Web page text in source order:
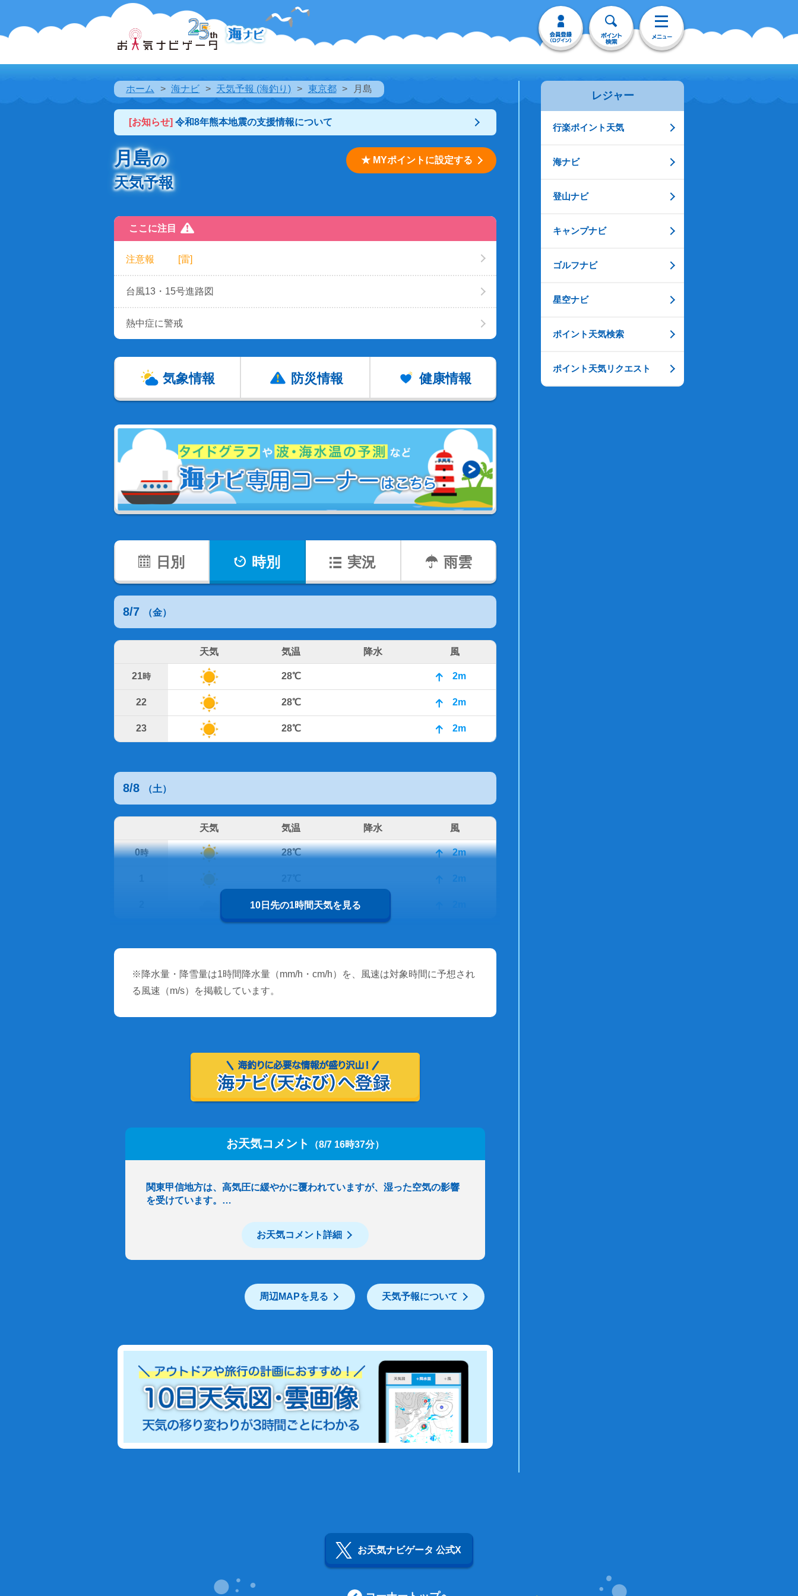
ホーム 海ナビ 天気予報 (海釣り) 東京都 月島
[お知らせ] 令和8年熊本地震の支援情報について
月島の
天気予報
★ MYポイントに設定する
ここに注目
注意報 [雷]
台風13・15号進路図
熱中症に警戒
気象情報 防災情報 健康情報
日別 時別 実況 雨雲
8/7 （金）
天気 気温 降水 風
21時 28℃ 2m
22 28℃ 2m
23 28℃ 2m
8/8 （土）
天気 気温 降水 風
0時 28℃ 2m
2m
27℃
10日先の1時間天気を見る
※降水量・降雪量は1時間降水量（mm/h・cm/h）を、風速は対象時間に予想され
る風速（m/s）を掲載しています。
お天気コメント （8/7 16時37分）
関東甲信地方は、高気圧に緩やかに覆われていますが、湿った空気の影響
を受けています。…
お天気コメント詳細
周辺MAPを見る 天気予報について
レジャー
行楽ポイント天気
海ナビ
登山ナビ
キャンプナビ
ゴルフナビ
星空ナビ
ポイント天気検索
ポイント天気リクエスト
お天気ナビゲータ 公式X